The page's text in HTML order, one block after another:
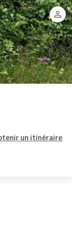
un itinéraire